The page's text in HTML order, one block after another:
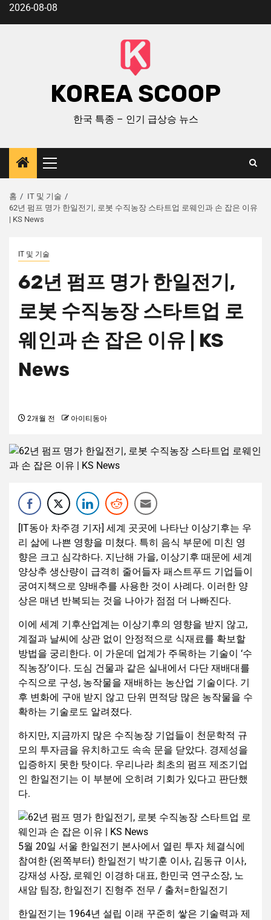
2026-08-08
KOREA SCOOP
한국 특종 – 인기 급상승 뉴스
홈
IT 및 기술
62년 펌프 명가 한일전기, 로봇 수직농장 스타트업 로웨인과 손 잡은 이유
| KS News
IT 및 기술
62년 펌프 명가 한일전기,
로봇 수직농장 스타트업 로
웨인과 손 잡은 이유 | KS
News
2개월 전 아이티동아
[IT동아 차주경 기자] 세계 곳곳에 나타난 이상기후는 우
리 삶에 나쁜 영향을 미쳤다. 특히 음식 부문에 미친 영
향은 크고 심각하다. 지난해 가을, 이상기후 때문에 세계
양상추 생산량이 급격히 줄어들자 패스트푸드 기업들이
궁여지책으로 양배추를 사용한 것이 사례다. 이러한 양
상은 매년 반복되는 것을 나아가 점점 더 나빠진다.
이에 세계 기후산업계는 이상기후의 영향을 받지 않고,
계절과 날씨에 상관 없이 안정적으로 식재료를 확보할
방법을 궁리한다. 이 가운데 업계가 주목하는 기술이 ‘수
직농장’이다. 도심 건물과 같은 실내에서 다단 재배대를
수직으로 구성, 농작물을 재배하는 농산업 기술이다. 기
후 변화에 구애 받지 않고 단위 면적당 많은 농작물을 수
확하는 기술로도 알려졌다.
하지만, 지금까지 많은 수직농장 기업들이 천문학적 규
모의 투자금을 유치하고도 속속 문을 닫았다. 경제성을
입증하지 못한 탓이다. 우리나라 최초의 펌프 제조기업
인 한일전기는 이 부분에 오히려 기회가 있다고 판단했
다.
5월 20일 서울 한일전기 본사에서 열린 투자 체결식에
참여한 (왼쪽부터) 한일전기 박기훈 이사, 김동규 이사,
강재성 사장, 로웨인 이경하 대표, 한민국 연구소장, 노
새암 팀장, 한일전기 진형주 전무 / 출처=한일전기
한일전기는 1964년 설립 이래 꾸준히 쌓은 기술력과 제